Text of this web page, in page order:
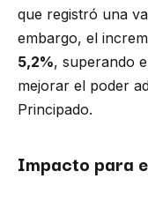
que registró una
embargo, el
5,2%, superando
mejorar el poder
Principado.
Impacto para